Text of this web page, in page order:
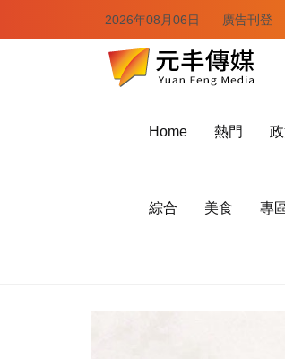
2026年08月06日 廣告刊登
Home 熱門
綜合 美食 專